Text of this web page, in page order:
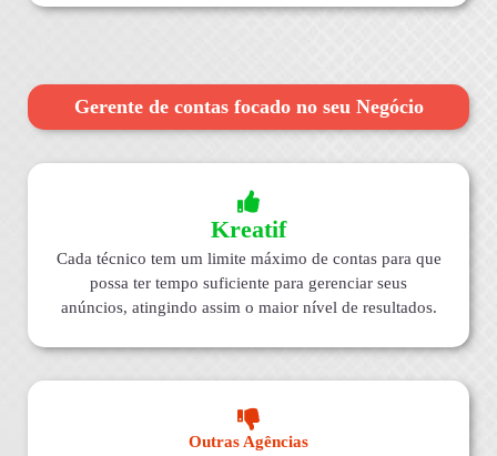
Gerente de contas focado no seu Negócio
Kreatif
Cada técnico tem um limite máximo de contas para que
possa ter tempo suficiente para gerenciar seus
anúncios, atingindo assim o maior nível de resultados.
Outras Agências